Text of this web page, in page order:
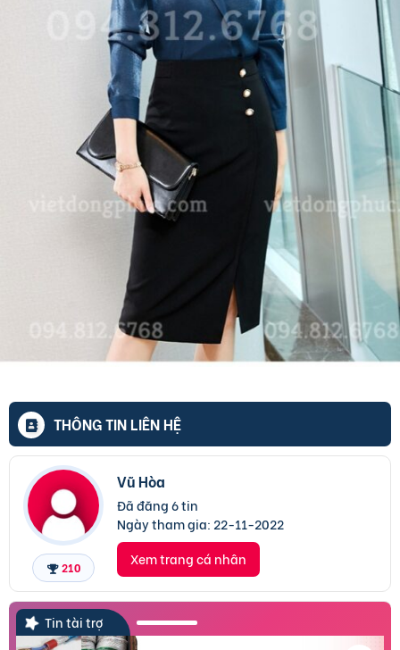
THÔNG TIN LIÊN HỆ
210
Vũ Hòa
Đã đăng 6 tin
Ngày tham gia: 22-11-2022
Xem trang cá nhân
Tin tài trợ